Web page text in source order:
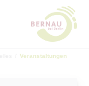
Veranstaltungen